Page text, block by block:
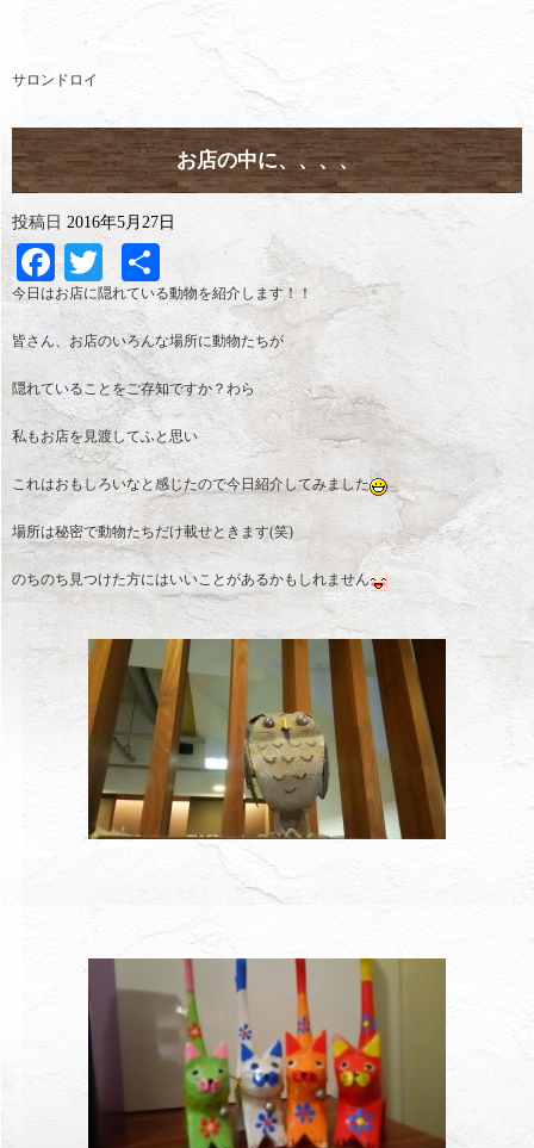
サロンドロイ
お店の中に、、、、
投稿日 2016年5月27日
Facebook
Twitter
共
有
今日はお店に隠れている動物を紹介します！！
皆さん、お店のいろんな場所に動物たちが
隠れていることをご存知ですか？わら
私もお店を見渡してふと思い
これはおもしろいなと感じたので今日紹介してみました
場所は秘密で動物たちだけ載せときます(笑)
のちのち見つけた方にはいいことがあるかもしれません